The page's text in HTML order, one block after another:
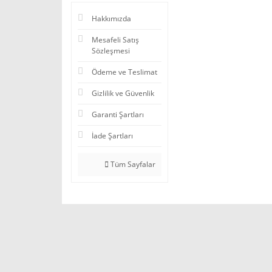
Hakkımızda
Mesafeli Satış
Sözleşmesi
Ödeme ve Teslimat
Gizlilik ve Güvenlik
Garanti Şartları
İade Şartları
Tüm Sayfalar